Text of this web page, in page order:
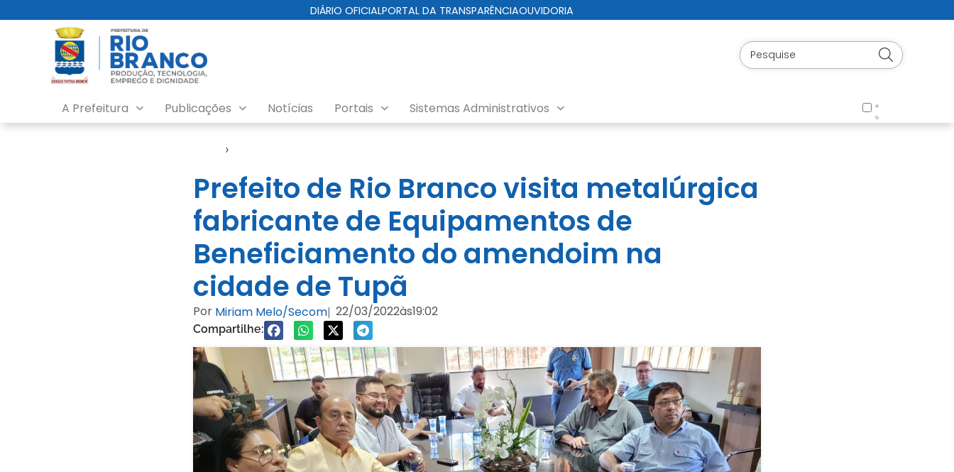
DIÁRIO OFICIALPORTAL DA TRANSPARÊNCIAOUVIDORIA
A Prefeitura Publicações Notícias Portais Sistemas Administrativos
›
Prefeito de Rio Branco visita metalúrgica
fabricante de Equipamentos de
Beneficiamento do amendoim na
cidade de Tupã
Por Miriam Melo/Secom| 22/03/2022às19:02
Compartilhe: